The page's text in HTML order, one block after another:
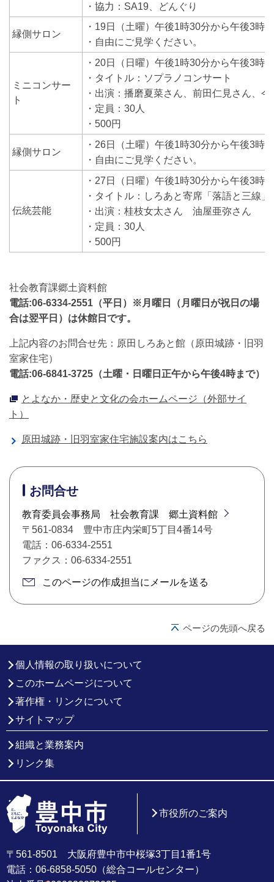
・協力：SA19、どんぐり
縁側サロン
・19日（土曜）午後1時30分から午後3時
・自由にご見学ください。
ミニコンサー
ト
・20日（日曜）午後1時30分から午後3時
・タイトル：ソプラノコンサート
・出演：播磨夏菜さん、前田仁見さん、
・定員：30人
・500円
縁側サロン
・26日（土曜）午後1時30分から午後3時
・自由にご見学ください。
伝統芸能
・27日（日曜）午後1時30分から午後3時
・タイトル：しろあと寄席「落語と三線」
・出演：桂枝女太さん 油屋亜弥さん
・定員：30人
・500円
社会教育課郷土資料館
電話:06-6334-2551（平日）※月曜日（月曜日が祝日の場
合は翌平日）は休館日です。
上記内容のお問合せ先：原田しろあと館（原田城跡・旧羽
室家住宅）
電話:06-6841-3725（土曜・日曜日正午から午後4時まで）
とよなか・歴史と文化の会ホームページ（外部サイ
ト）
原田城跡・旧羽室家住宅施設案内はこちら
お問合せ
教育委員会事務局 社会教育課 郷土資料館
〒561-0834 豊中市庄内栄町5丁目4番14号
電話：06-6334-2551
ファクス：06-6334-2551
このページの作成担当にメールを送る
ページの先頭へ戻る
個人情報の取り扱いについて
このホームページについて
著作権・リンクについて
サイトマップ
組織と業務案内
リンク集
〒561-8501 大阪府豊中市中桜塚3丁目1番1号
電話：06-6858-5050（総合コールセンター）
市役所のご案内